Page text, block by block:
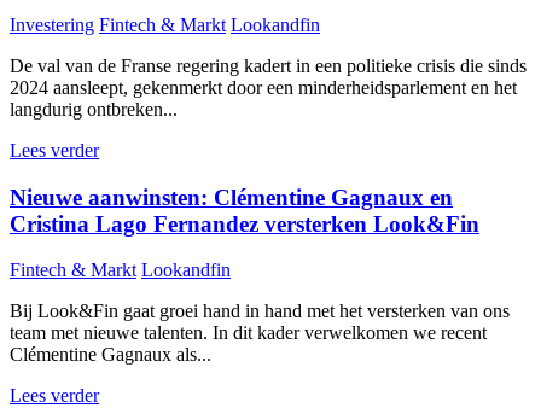
Investering Fintech & Markt Lookandfin
De val van de Franse regering kadert in een politieke crisis die sinds
2024 aansleept, gekenmerkt door een minderheidsparlement en het
langdurig ontbreken...
Lees verder
Nieuwe aanwinsten: Clémentine Gagnaux en
Cristina Lago Fernandez versterken Look&Fin
Fintech & Markt Lookandfin
Bij Look&Fin gaat groei hand in hand met het versterken van ons
team met nieuwe talenten. In dit kader verwelkomen we recent
Clémentine Gagnaux als...
Lees verder